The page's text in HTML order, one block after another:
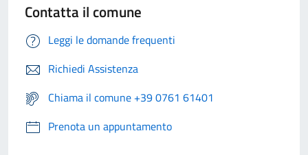
Contatta il comune
Leggi le domande frequenti
Richiedi Assistenza
Chiama il comune +39 0761 61401
Prenota un appuntamento